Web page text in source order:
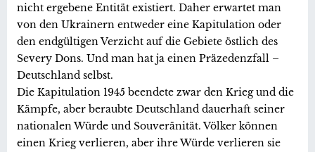
nicht ergebene Entität existiert. Daher erwartet man
von den Ukrainern entweder eine Kapitulation oder
den endgültigen Verzicht auf die Gebiete östlich des
Severy Dons. Und man hat ja einen Präzedenzfall –
Deutschland selbst.
Die Kapitulation 1945 beendete zwar den Krieg und die
Kämpfe, aber beraubte Deutschland dauerhaft seiner
nationalen Würde und Souveränität. Völker können
einen Krieg verlieren, aber ihre Würde verlieren sie